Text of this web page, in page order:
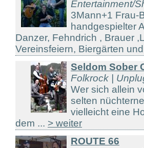
Entertainment/
3Mann+1 Frau-
handgespielter
Danzer, Fehndrich , Brauer
Vereinsfeiern, Biergärten
Seldom Sober
Folkrock |
Wer sich allein
selten
vielleicht eine
dem ... > weiter
ROUTE 66